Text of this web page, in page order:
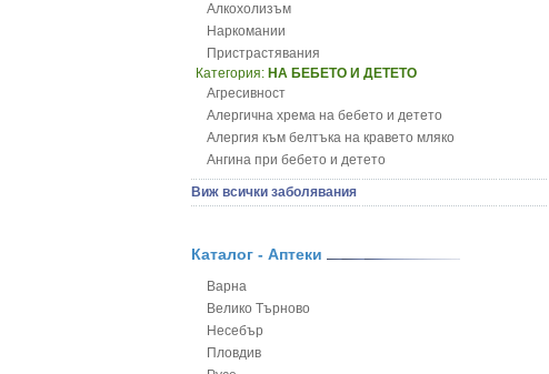
Алкохолизъм
Наркомании
Пристрастявания
Категория: НА БЕБЕТО И ДЕТЕТО
Агресивност
Алергична хрема на бебето и детето
Алергия към белтъка на кравето мляко
Ангина при бебето и детето
Анемия при бебето и детето
Апетит - пълни деца
Безапетитие при бебето и детето
Бронхит и пневмония при деца
Варицела
Висока температура на бебето и детето
Възпаление на ушите на бебето и детето
Виж всички заболявания
Каталог - Аптеки
Варна
Велико Търново
Несебър
Пловдив